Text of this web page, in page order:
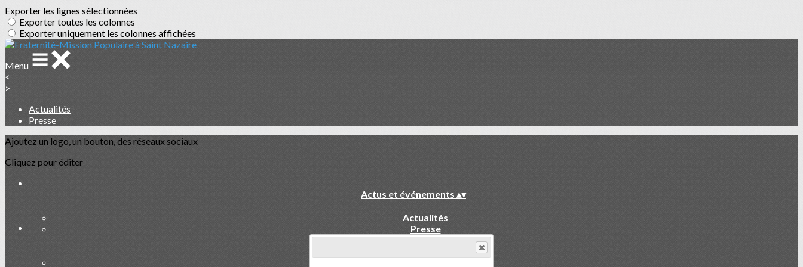
Exporter les lignes sélectionnées
Exporter toutes les colonnes
Exporter uniquement les colonnes affichées
Menu
<
>
Actualités
Presse
Ajoutez un logo, un bouton, des réseaux sociaux
Cliquez pour éditer
Actus et événements ▴▾
Actualités
Presse
La Fraternité▴▾
L'association